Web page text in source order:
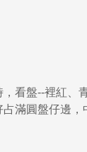
看盤--裡紅、
滿圓盤仔邊